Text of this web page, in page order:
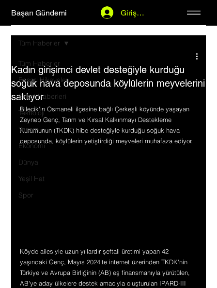
Başarı Gündemi Giriş Yap
Tüm Haberler
Başarı Hikayeleri
Şirket Haberleri
Teknoloji
Yaşam
Ekonomi
Dünya
Yeşil Hat
Spor
Tüm Haberler
Kadın girişimci devlet desteğiyle kurduğu
soğuk hava deposunda köylülerin meyvelerini
saklıyor
Bilecik'in Osmaneli ilçesine bağlı Çerkeşli köyünde yaşayan
Zeynep Genç, Tarım ve Kırsal Kalkınmayı Destekleme
Kurumunun (TKDK) hibe desteğiyle kurduğu soğuk hava
deposunda, köylülerin yetiştirdiği meyveleri muhafaza ediyor.
Köyde ailesiyle uzun yıllardır şeftali üretimi yapan 42
yaşındaki Genç, Mayıs 2024'te internet üzerinden TKDK'nin
Türkiye ve Avrupa Birliğinin (AB) eş finansmanıyla yürütülen,
AB'ye aday ülkelere destek amacıyla oluşturulan IPARD-III